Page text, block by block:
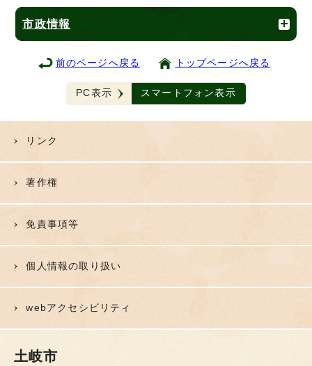
市政情報
前のページへ戻る トップページへ戻る
PC表示 スマートフォン表示
リンク
著作権
免責事項等
個人情報の取り扱い
webアクセシビリティ
土岐市